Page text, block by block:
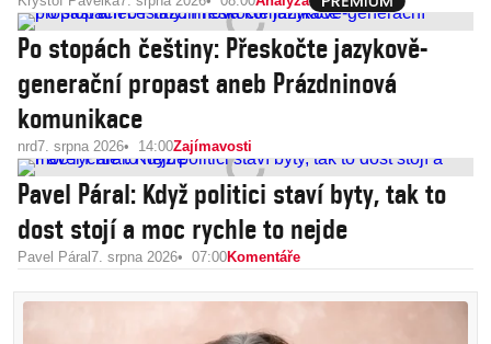
Po stopách češtiny: Přeskočte jazykově-
generační propast aneb Prázdninová
komunikace
nrd7. srpna 2026 14:00Zajímavosti
Pavel Páral: Když politici staví byty, tak to
dost stojí a moc rychle to nejde
Pavel Páral 7. srpna 2026 07:00Komentáře